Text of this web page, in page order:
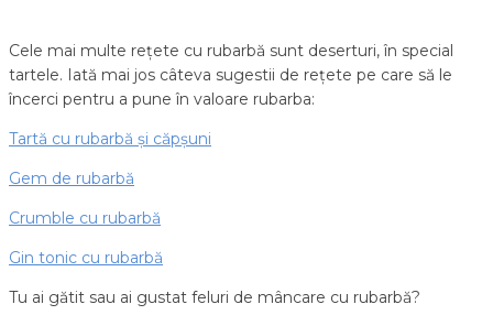
Cele mai multe rețete cu rubarbă sunt deserturi, în special
tartele. Iată mai jos câteva sugestii de rețete pe care să le
încerci pentru a pune în valoare rubarba:
Tartă cu rubarbă și căpșuni
Gem de rubarbă
Crumble cu rubarbă
Gin tonic cu rubarbă
Tu ai gătit sau ai gustat feluri de mâncare cu rubarbă?